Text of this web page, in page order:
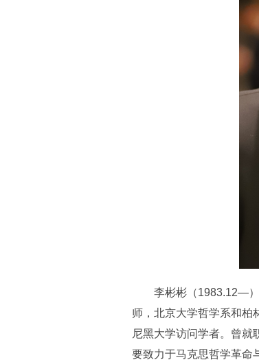
李彬彬（1983.12—）
师，北京大学哲学系和
尼黑大学访问学者。曾就
要致力于马克思哲学革命